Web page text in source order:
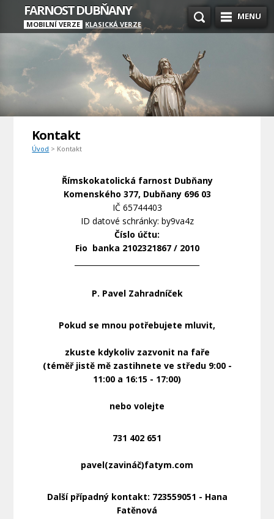
MENU
FARNOST DUBŇANY
MOBILNÍ VERZE KLASICKÁ VERZE
Kontakt
Úvod > Kontakt
Římskokatolická farnost Dubňany
Komenského 377, Dubňany 696 03
IČ 65744403
ID datové schránky: by9va4z
Číslo účtu:
Fio banka 2102321867 / 2010
P. Pavel Zahradníček
Pokud se mnou potřebujete mluvit,
zkuste kdykoliv zazvonit na faře
(téměř jistě mě zastihnete ve středu 9:00 -
11:00 a 16:15 - 17:00)
nebo volejte
731 402 651
pavel(zavináč)fatym.com
Další případný kontakt: 723559051 - Hana
Fatěnová